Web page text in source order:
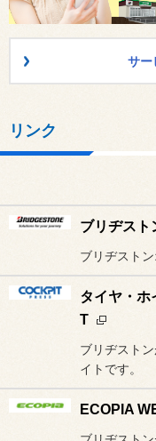
サー
リンク
ブリヂスト
ブリヂスト
タイヤ・ホ
T
ブリヂスト
イトです。
ECOPIA